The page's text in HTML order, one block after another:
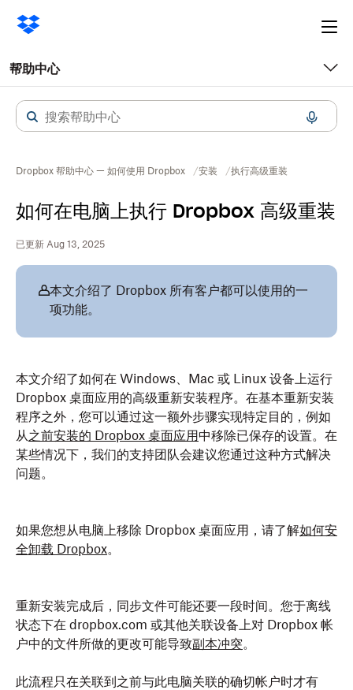
帮助中心
Dropbox 帮助中心 — 如何使用 Dropbox 安装 执行高级重装
如何在电脑上执行 Dropbox 高级重装
已更新 Aug 13, 2025
本文介绍了 Dropbox 所有客户都可以使用的一
项功能。
本文介绍了如何在 Windows、Mac 或 Linux 设备上运行
Dropbox 桌面应用的高级重新安装程序。在基本重新安装
程序之外，您可以通过这一额外步骤实现特定目的，例如
从之前安装的 Dropbox 桌面应用中移除已保存的设置。在
某些情况下，我们的支持团队会建议您通过这种方式解决
问题。
如果您想从电脑上移除 Dropbox 桌面应用，请了解如何安
全卸载 Dropbox。
重新安装完成后，同步文件可能还要一段时间。您于离线
状态下在 dropbox.com 或其他关联设备上对 Dropbox 帐
户中的文件所做的更改可能导致副本冲突。
此流程只在关联到之前与此电脑关联的确切帐户时才有